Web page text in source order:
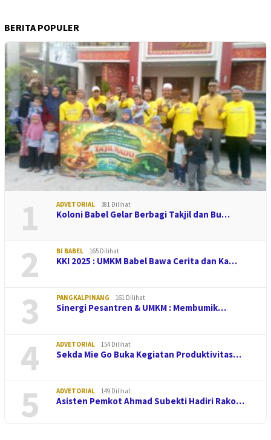
BERITA POPULER
1 ADVETORIAL 381 Dilihat
Koloni Babel Gelar Berbagi Takjil dan Bu…
2 BI BABEL 165 Dilihat
KKI 2025 : UMKM Babel Bawa Cerita dan Ka…
3 PANGKALPINANG 161 Dilihat
Sinergi Pesantren & UMKM : Membumik…
4 ADVETORIAL 154 Dilihat
Sekda Mie Go Buka Kegiatan Produktivitas…
5 ADVETORIAL 149 Dilihat
Asisten Pemkot Ahmad Subekti Hadiri Rako…